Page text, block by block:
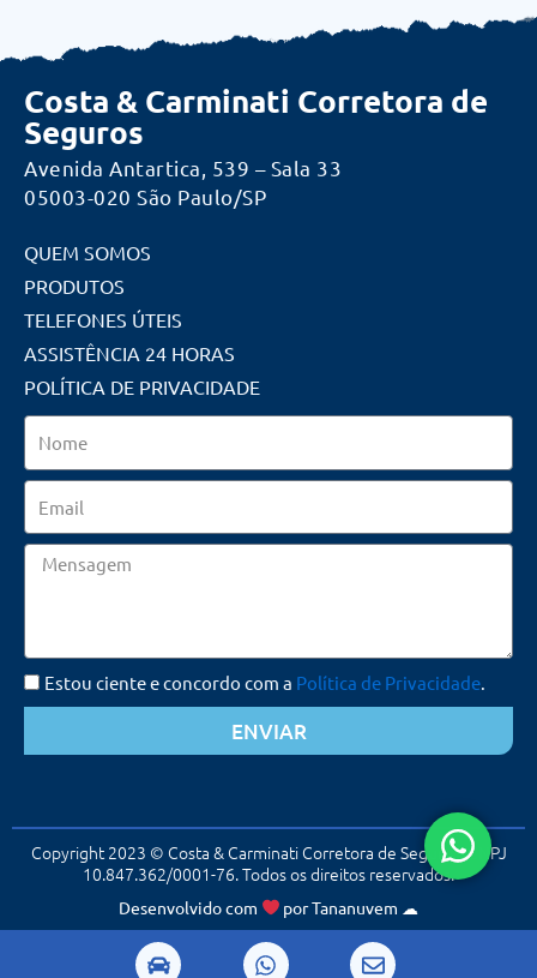
Costa & Carminati Corretora de
Seguros
Avenida Antartica, 539 – Sala 33
05003-020 São Paulo/SP
QUEM SOMOS
PRODUTOS
TELEFONES ÚTEIS
ASSISTÊNCIA 24 HORAS
POLÍTICA DE PRIVACIDADE
Mensagem
Estou ciente e concordo com a Política de Privacidade.
ENVIAR
Copyright 2023 © Costa & Carminati Corretora de Seguros. CNPJ
10.847.362/0001-76. Todos os direitos reservados.
Desenvolvido com porTananuvem ☁